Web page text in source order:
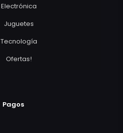
Electrónica
Juguetes
Tecnología
Ofertas!
Pagos